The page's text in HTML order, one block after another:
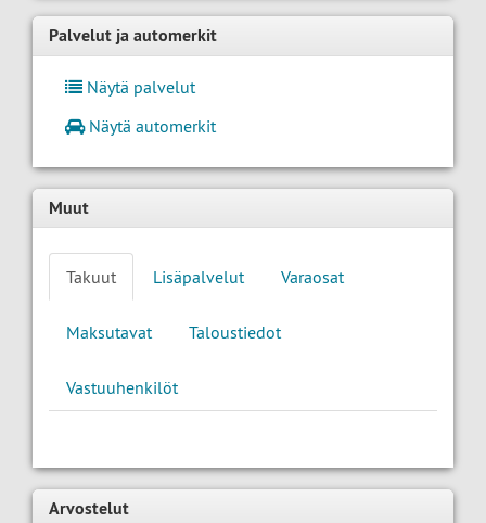
Palvelut ja automerkit
Näytä palvelut
Näytä automerkit
Muut
Takuut Lisäpalvelut Varaosat
Maksutavat Taloustiedot
Vastuuhenkilöt
Arvostelut